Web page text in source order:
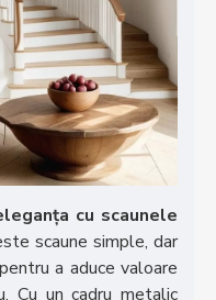
cu scaunele
scaune simple, dar
a aduce valoare
Cu un cadru metalic